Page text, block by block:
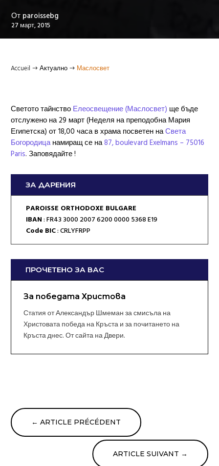
От paroissebg
27 март, 2015
Accueil $ Актуално $ Маслосвет
Светото тайнство Елеосвещение (Маслосвет) ще бъде
отслужено на 29 март (Неделя на преподобна Мария
Египетска) от 18,00 часа в храма посветен наСвета
Богородицанамиращ се на87, boulevard Exelmans – 75016
Paris. Заповядайте !
ЗА ДАРЕНИЯ
PAROISSE ORTHODOXE BULGARE
IBAN : FR43 3000 2007 6200 0000 5368 E19
Code BIC: CRLYFRPP
ПРОЧЕТЕНО ЗА ВАС
За победата Христова
Статия от Александър Шмеман за смисъла на
Христовата победа на Кръста и за почитането на
Кръста днес. От сайта на Двери.
←ARTICLE PRÉCÉDENT
ARTICLE SUIVANT →